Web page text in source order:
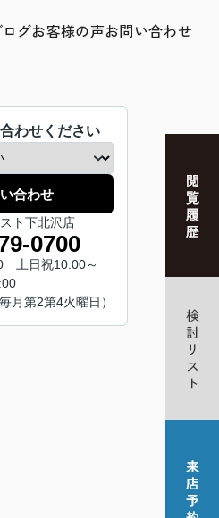
ログお客様の声お問い合わせ
わせください
合わせ
ト下北沢店
0700
土日祝10:00～
月第2第4火曜日）